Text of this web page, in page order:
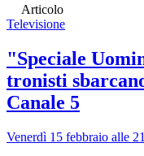
Articolo
Televisione
"Speciale
tronisti
Canale 5
Venerdì 15 febbraio alle